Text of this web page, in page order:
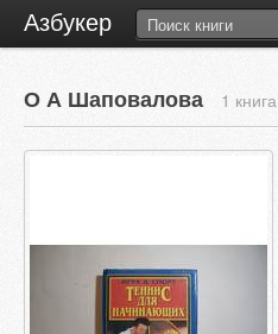
Азбукер
О А Шаповалова 1 книга